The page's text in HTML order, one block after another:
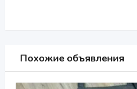
Похожие объявления